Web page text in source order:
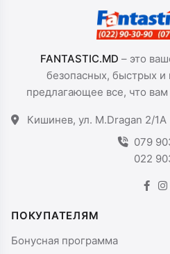
FANTASTIC.MD – это
безопасных, быстрых и
предлагающее все, что
Кишинев, ул. M.Dragan 2/1A
079
022
ПОКУПАТЕЛЯМ
Бонусная программа